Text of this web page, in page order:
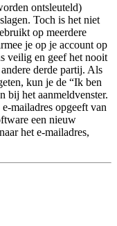
ontsleuteld)
Toch is het niet
op meerdere
je op je account op
veilig en geef het nooit
derde partij. Als
kun je de “Ik ben
bij het aanmeldvenster.
mailadres opgeeft van
een nieuw
het e-mailadres,